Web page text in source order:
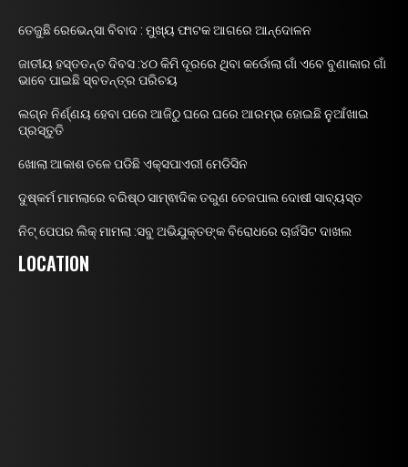
ତେଜୁଛି ରେଭେନ୍ସା ବିବାଦ : ମୁଖ୍ୟ ଫାଟକ ଆଗରେ ଆନ୍ଦୋଳନ
ଜାତୀୟ ହସ୍ତତନ୍ତ ଦିବସ :୪୦ କିମି ଦୂରରେ ଥିବା କର୍ଡୋଲା ଗାଁ ଏବେ ବୁଣାକାର ଗାଁ
ଭାବେ ପାଇଛି ସ୍ବତନ୍ତ୍ର ପରିଚୟ
ଲଗ୍ନ ନିର୍ଣ୍ଣୟ ହେବା ପରେ ଆଜିଠୁ ଘରେ ଘରେ ଆରମ୍ଭ ହୋଇଛି ନୁଆଁଖାଇ
ପ୍ରସ୍ତୁତି
ଖୋଲା ଆକାଶ ତଳେ ପଡିଛି ଏକ୍ସପାଏରୀ ମେଡିସିନ
ଦୁଷ୍କର୍ମ ମାମଲାରେ ବରିଷ୍ଠ ସାମ୍ଵାଦିକ ତରୁଣ ତେଜପାଲ ଦୋଷୀ ସାବ୍ୟସ୍ତ
ନିଟ୍ ପେପର ଲିକ୍ ମାମଲା :ସବୁ ଅଭିଯୁକ୍ତଙ୍କ ବିରୋଧରେ ଚାର୍ଜସିଟ ଦାଖଲ
LOCATION